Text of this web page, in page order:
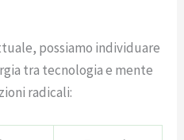
possiamo individuare
tra tecnologia e mente
radicali: